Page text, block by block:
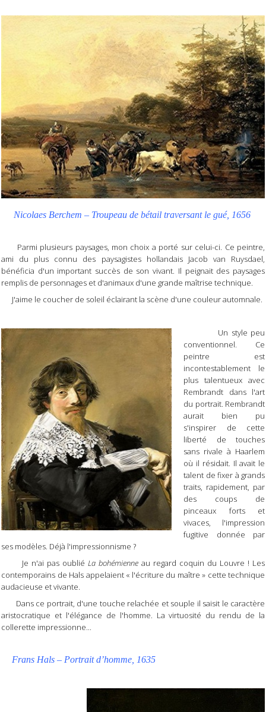
Nicolaes Berchem – Troupeau de bétail traversant le gué, 1656
Parmi plusieurs paysages, mon choix a porté sur celui-ci. Ce peintre,
ami du plus connu des paysagistes hollandais Jacob van Ruysdael,
bénéficia d'un important succès de son vivant. Il peignait des paysages
remplis de personnages et d'animaux d'une grande maîtrise technique.
J'aime le coucher de soleil éclairant la scène d'une couleur automnale.
Un style peu
conventionnel. Ce
peintre est
incontestablement le
plus talentueux avec
Rembrandt dans l'art
du portrait. Rembrandt
aurait bien pu
s'inspirer de cette
liberté de touches
sans rivale à Haarlem
où il résidait. Il avait le
talent de fixer à grands
traits, rapidement, par
des coups de
pinceaux forts et
vivaces, l'impression
fugitive donnée par
ses modèles. Déjà l'impressionnisme ?
Je n'ai pas oublié La bohémienne au regard coquin du Louvre ! Les
contemporains de Hals appelaient « l'écriture du maître » cette technique
audacieuse et vivante.
Dans ce portrait, d'une touche relachée et souple il saisit le caractère
aristocratique et l'élégance de l'homme. La virtuosité du rendu de la
collerette impressionne...
Frans Hals – Portrait d’homme, 1635